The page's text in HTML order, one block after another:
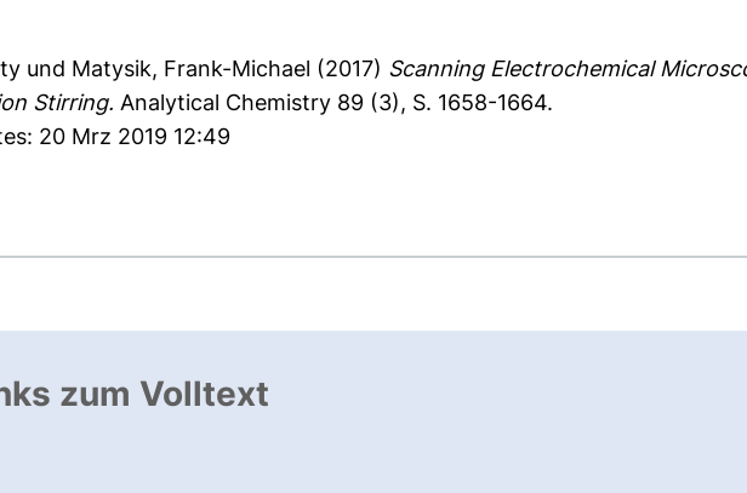
und Matysik, Frank-Michael (2017) Scanning Electrochemical
Stirring. Analytical Chemistry 89 (3), S. 1658-1664.
20 Mrz 2019 12:49
zum Volltext